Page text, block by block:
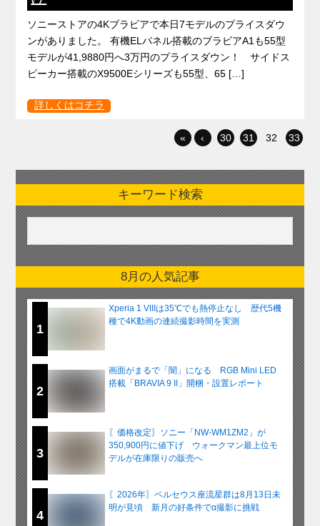
ソニーストアの4Kブラビアで本日7モデルのプライスダウ
ンがありました。 有機ELパネル搭載のブラビアA1も55型
モデルが41,9880円へ3万円のプライスダウン！ サイドス
ピーカー搭載のX9500Eシリーズも55型、65 […]
詳しくはコチラ
« ‹ 30 31 32 33
キーワード検索
8月の人気記事
1
Xperia 1 VIIIは35℃でも熱停止なし 歴代5機
種で4K動画の連続撮影時間を実測
2
画面がまるで「闇」になる RGB Mini LED
搭載「BRAVIA 9 II」開梱・設置レポート
3
〖価格改定〗ソニー「NW-WM1ZM2」が
350,900円に値下げ ウォークマン最上位モ
デルが在庫限りの販売へ
4
〖2026年〗ペルセウス座流星群は8月13日未
明が見頃 新月の好条件でα撮影に挑戦